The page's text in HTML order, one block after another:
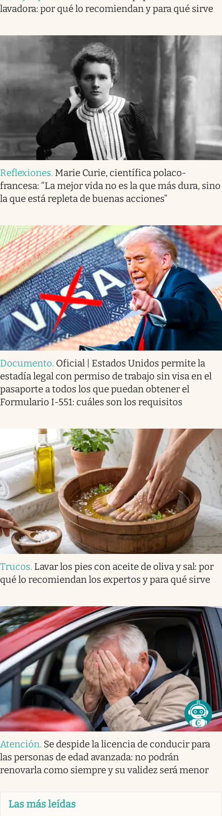
lavadora: por qué lo recomiendan y para qué sirve
Reflexiones. Marie Curie, científica polaco-
francesa: “La mejor vida no es la que más dura, sino
la que está repleta de buenas acciones”
Documento. Oficial | Estados Unidos permite la
estadía legal con permiso de trabajo sin visa en el
pasaporte a todos los que puedan obtener el
Formulario I-551: cuáles son los requisitos
Trucos. Lavar los pies con aceite de oliva y sal: por
qué lo recomiendan los expertos y para qué sirve
Atención. Se despide la licencia de conducir para
las personas de edad avanzada: no podrán
renovarla como siempre y su validez será menor
Las más leídas